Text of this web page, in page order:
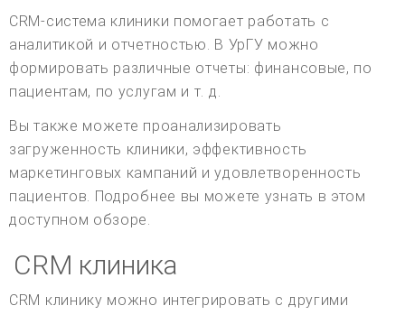
CRM-система клиники помогает работать с
аналитикой и отчетностью. В УрГУ можно
формировать различные отчеты: финансовые, по
пациентам, по услугам и т. д.
Вы также можете проанализировать
загруженность клиники, эффективность
маркетинговых кампаний и удовлетворенность
пациентов. Подробнее вы можете узнать в этом
доступном обзоре.
CRM клиника
CRM клинику можно интегрировать с другими